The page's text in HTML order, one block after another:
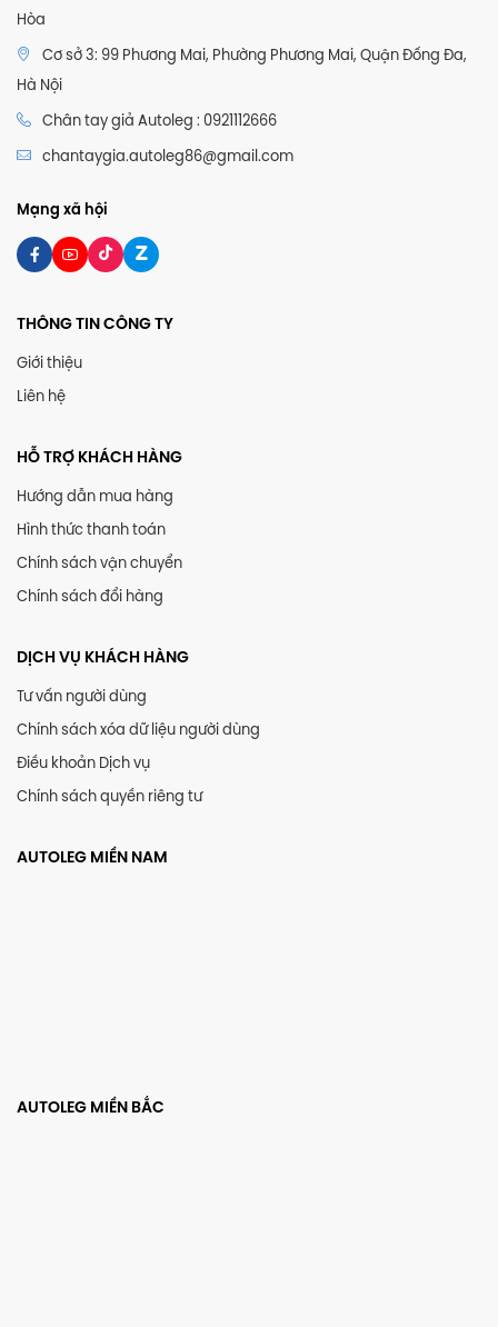
Hòa
Cơ sở 3: 99 Phương Mai, Phường Phương Mai, Quận Đống Đa,
Hà Nội
Chân tay giả Autoleg : 0921112666
chantaygia.autoleg86@gmail.com
Mạng xã hội
THÔNG TIN CÔNG TY
Giới thiệu
Liên hệ
HỖ TRỢ KHÁCH HÀNG
Hướng dẫn mua hàng
Hình thức thanh toán
Chính sách vận chuyển
Chính sách đổi hàng
DỊCH VỤ KHÁCH HÀNG
Tư vấn người dùng
Chính sách xóa dữ liệu người dùng
Điều khoản Dịch vụ
Chính sách quyền riêng tư
AUTOLEG MIỀN NAM
AUTOLEG MIỀN BẮC